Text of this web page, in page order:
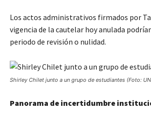
Los actos administrativos firmados por
vigencia de la cautelar hoy anulada
periodo de revisión o nulidad.
Shirley Chilet junto a un grupo de estudiantes (Foto:
Panorama de incertidumbre